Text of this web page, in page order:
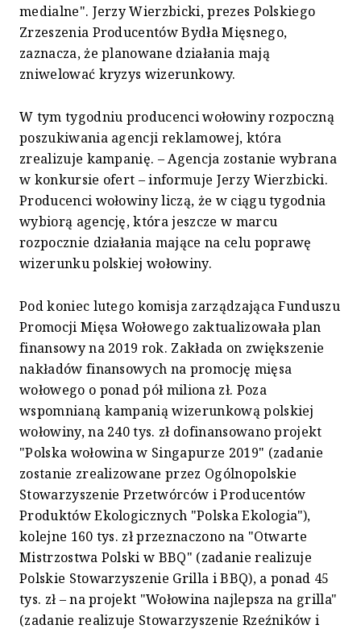
medialne". Jerzy Wierzbicki, prezes Polskiego
Zrzeszenia Producentów Bydła Mięsnego,
zaznacza, że planowane działania mają
zniwelować kryzys wizerunkowy.
W tym tygodniu producenci wołowiny rozpoczną
poszukiwania agencji reklamowej, która
zrealizuje kampanię. – Agencja zostanie wybrana
w konkursie ofert – informuje Jerzy Wierzbicki.
Producenci wołowiny liczą, że w ciągu tygodnia
wybiorą agencję, która jeszcze w marcu
rozpocznie działania mające na celu poprawę
wizerunku polskiej wołowiny.
Pod koniec lutego komisja zarządzająca Funduszu
Promocji Mięsa Wołowego zaktualizowała plan
finansowy na 2019 rok. Zakłada on zwiększenie
nakładów finansowych na promocję mięsa
wołowego o ponad pół miliona zł. Poza
wspomnianą kampanią wizerunkową polskiej
wołowiny, na 240 tys. zł dofinansowano projekt
"Polska wołowina w Singapurze 2019" (zadanie
zostanie zrealizowane przez Ogólnopolskie
Stowarzyszenie Przetwórców i Producentów
Produktów Ekologicznych "Polska Ekologia"),
kolejne 160 tys. zł przeznaczono na "Otwarte
Mistrzostwa Polski w BBQ" (zadanie realizuje
Polskie Stowarzyszenie Grilla i BBQ), a ponad 45
tys. zł – na projekt "Wołowina najlepsza na grilla"
(zadanie realizuje Stowarzyszenie Rzeźników i